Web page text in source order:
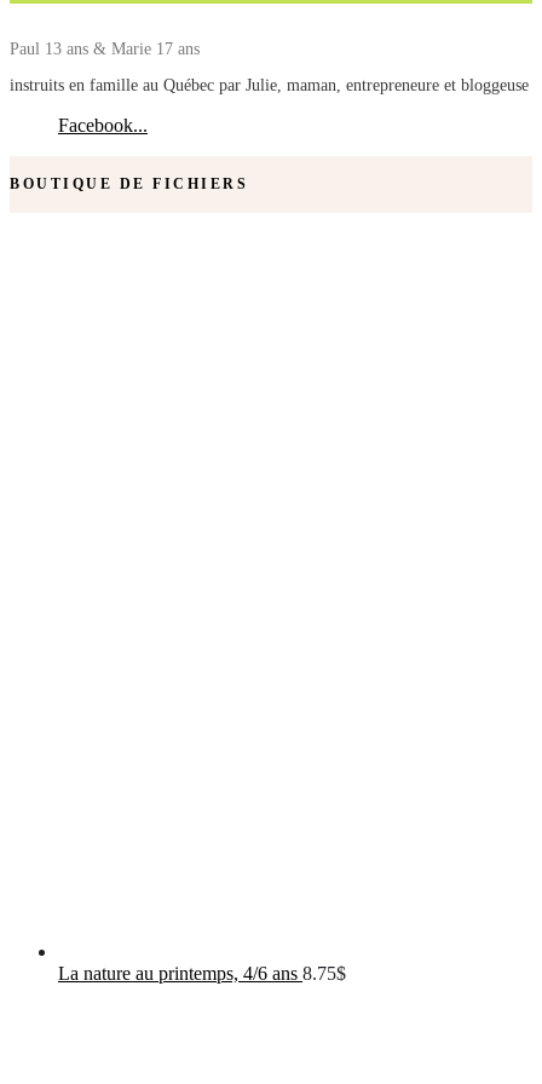
Paul 13 ans & Marie 17 ans
instruits en famille au Québec par Julie, maman, entrepreneure et bloggeuse
Facebook...
BOUTIQUE DE FICHIERS
La nature au printemps, 4/6 ans 8.75$